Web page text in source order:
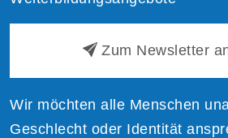
Zum Newsletter
Wir möchten alle Menschen
Geschlecht oder Identität